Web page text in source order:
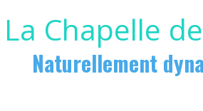
La Chapelle
Naturellement